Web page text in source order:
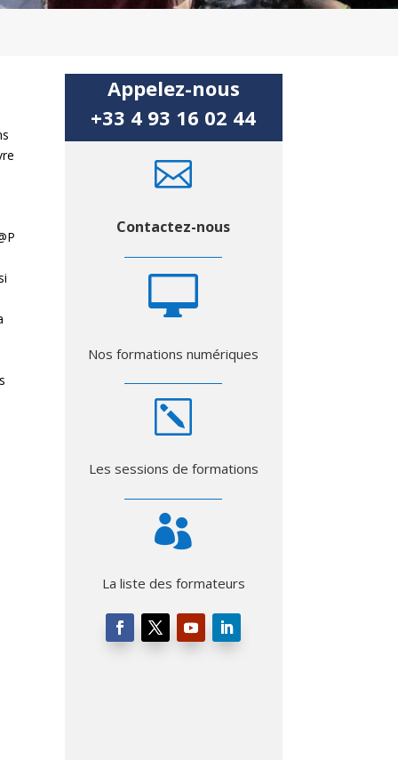
Appelez-nous
+33 4 93 16 02 44

Contactez-nous

Nos formations numériques
k
Les sessions de formations

La liste des formateurs